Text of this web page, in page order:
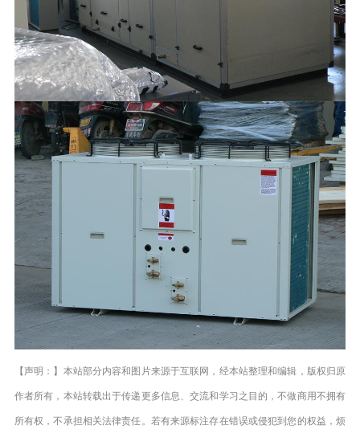
【声明：】本站部分内容和图片来源于互联网，经本站整理和编辑，版权归原
作者所有，本站转载出于传递更多信息、交流和学习之目的，不做商用不拥有
所有权，不承担相关法律责任。若有来源标注存在错误或侵犯到您的权益，烦